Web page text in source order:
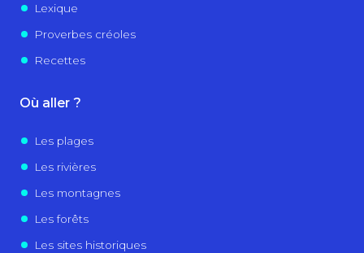
Lexique
Proverbes créoles
Recettes
Où aller ?
Les plages
Les rivières
Les montagnes
Les forêts
Les sites historiques